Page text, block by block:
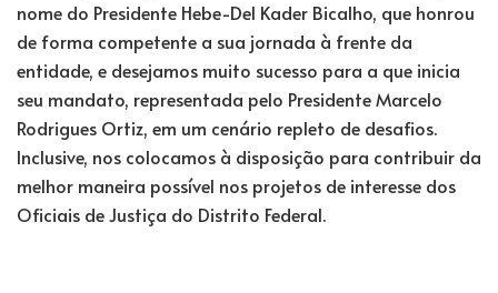
nome do Presidente Hebe-Del Kader Bicalho, que honrou
de forma competente a sua jornada à frente da
entidade, e desejamos muito sucesso para a que inicia
seu mandato, representada pelo Presidente Marcelo
Rodrigues Ortiz, em um cenário repleto de desafios.
Inclusive, nos colocamos à disposição para contribuir da
melhor maneira possível nos projetos de interesse dos
Oficiais de Justiça do Distrito Federal.